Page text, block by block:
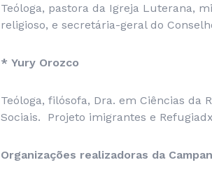
Teóloga, pastora da Igreja Luterana,
religioso, e secretária-geral do
* Yury Orozco
Teóloga, filósofa, Dra. em Ciências da
Sociais. Projeto imigrantes e
Organizações realizadoras da